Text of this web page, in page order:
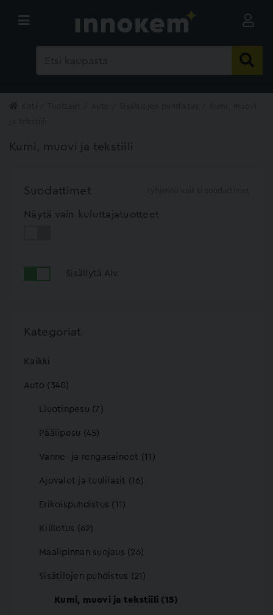
Kumi, muovi ja tekstiili
Suodattimet
Näytä vain kuluttajatuotteet
Sisällytä Alv.
Kategoriat
Kaikki
Auto (340)
Liuotinpesu (7)
Päälipesu (45)
Vanne- ja rengasaineet (11)
Ajovalot ja tuulilasit (16)
Erikoispuhdistus (11)
Kiillotus (62)
Maalipinnan suojaus (26)
Sisätilojen puhdistus (21)
Kumi, muovi ja tekstiili (15)